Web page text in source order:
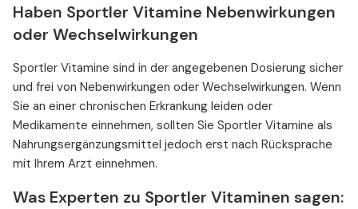
Haben Sportler Vitamine Nebenwirkungen
oder Wechselwirkungen
Sportler Vitamine sind in der angegebenen Dosierung sicher
und frei von Nebenwirkungen oder Wechselwirkungen. Wenn
Sie an einer chronischen Erkrankung leiden oder
Medikamente einnehmen, sollten Sie Sportler Vitamine als
Nahrungsergänzungsmittel jedoch erst nach Rücksprache
mit Ihrem Arzt einnehmen.
Was Experten zu Sportler Vitaminen sagen: